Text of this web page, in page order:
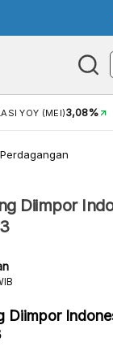
YOY (MEI)3,08%
Perdagangan
Diimpor
Diimpor